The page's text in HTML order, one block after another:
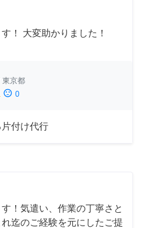
！ 大変助かりました！
東京都
sentiment_dissatisfied 0
付け代行
！気遣い、作業の丁寧さと
迄のご経験を元にしたご提